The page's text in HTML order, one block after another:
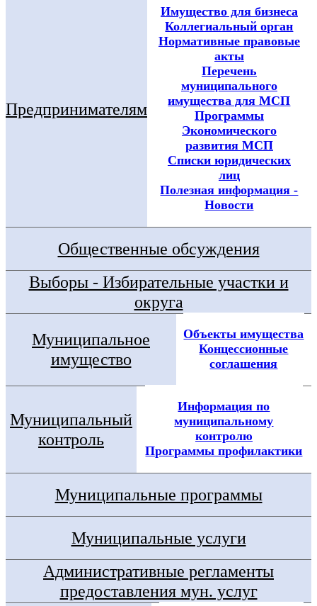
Предпринимателям
Имущество для бизнеса
Коллегиальный орган
Нормативные правовые
акты
Перечень
муниципального
имущества для МСП
Программы
Экономического
развития МСП
Списки юридических
лиц
Полезная информация -
Новости
Общественные обсуждения
Выборы - Избирательные участки и
округа
Муниципальное
имущество
Объекты имущества
Концессионные
соглашения
Муниципальный
контроль
Информация по
муниципальному
контролю
Программы профилактики
Муниципальные программы
Муниципальные услуги
Административные регламенты
предоставления мун. услуг